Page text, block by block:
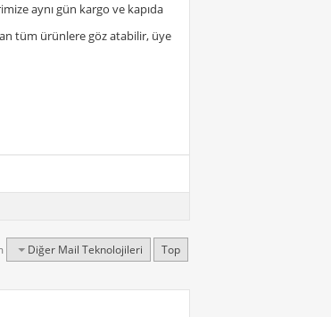
aynı gün kargo ve kapıda
tüm ürünlere göz atabilir, üye
Diğer Mail Teknolojileri Top